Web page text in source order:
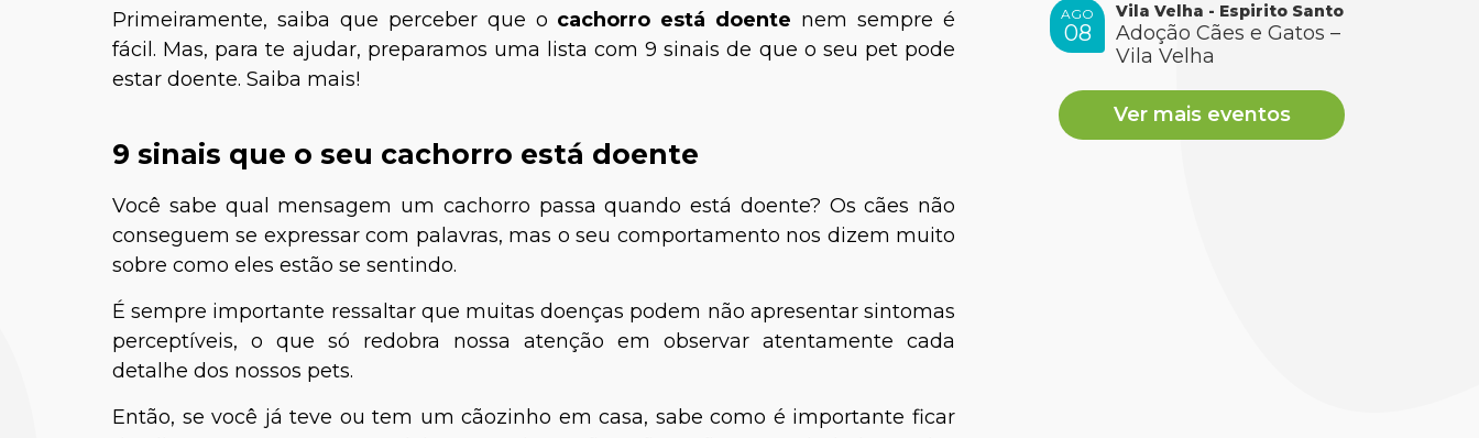
Primeiramente, saiba que perceber que o cachorro está doente nem sempre é
fácil. Mas, para te ajudar, preparamos uma lista com 9 sinais de que o seu pet pode
estar doente. Saiba mais!
9 sinais que o seu cachorro está doente
Você sabe qual mensagem um cachorro passa quando está doente? Os cães não
conseguem se expressar com palavras, mas o seu comportamento nos dizem muito
sobre como eles estão se sentindo.
É sempre importante ressaltar que muitas doenças podem não apresentar sintomas
perceptíveis, o que só redobra nossa atenção em observar atentamente cada
detalhe dos nossos pets.
Então, se você já teve ou tem um cãozinho em casa, sabe como é importante ficar
AGO
08
Vila Velha - Espirito Santo
Adoção Cães e Gatos –
Vila Velha
Ver mais eventos